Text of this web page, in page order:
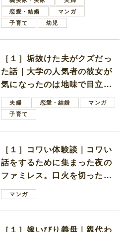
恋愛・結婚
マンガ
子育て
幼児
［１］垢抜けた夫がクズだっ
た話｜大学の人気者の彼女が
気になったのは地味で目立た
ない男子学生
夫婦 恋愛・結婚
マンガ
子育て
［１］コワい体験談｜コワい
話をするために集まった夜の
ファミレス。口火を切ったの
は電車好きの男の子ママ
マンガ
［１］嫁いびり義母｜親代わ